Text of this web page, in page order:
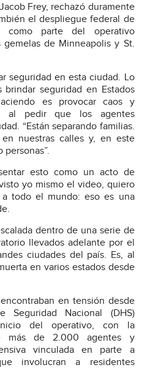
Frey, rechazó duramente
el despliegue federal de
como parte del operativo
de Minneapolis y St.
seguridad en esta ciudad. Lo
seguridad en Estados
es provocar caos y
al pedir que los agentes
“Están separando familias.
nuestras calles y, en este
esto como un acto de
yo mismo el video, quiero
todo el mundo: eso es una
dentro de una serie de
llevados adelante por el
ciudades del país. Es, al
en varios estados desde
en tensión desde
Seguridad Nacional (DHS)
del operativo, con la
más de 2.000 agentes y
vinculada en parte a
involucran a residentes